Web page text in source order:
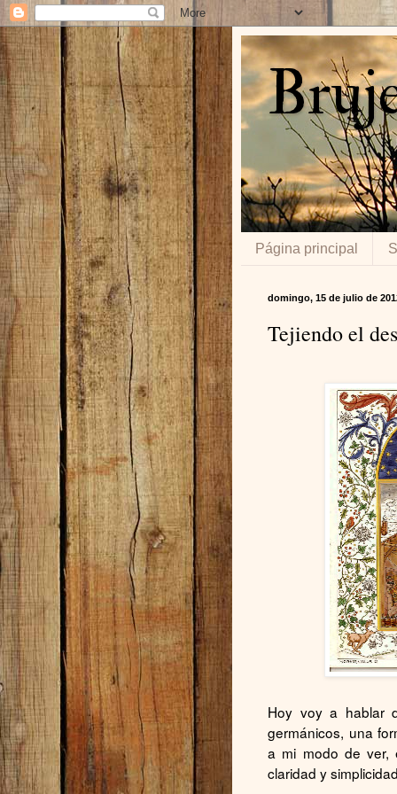
Página principal
domingo, 15 de julio de
Tejiendo el
Hoy voy a hablar
germánicos, una
a mi modo de ver,
claridad y